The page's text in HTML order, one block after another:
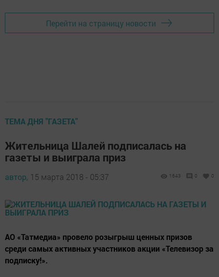
Перейти на страницу новости
ТЕМА ДНЯ "ГАЗЕТА"
Жительница Шалей подписалась на
газеты и выиграла приз
автор, 15 марта 2018 - 05:37 1643 0 0
АО «Татмедиа» провело розыгрыш ценных призов
среди самых активных участников акции «Телевизор за
подписку!».